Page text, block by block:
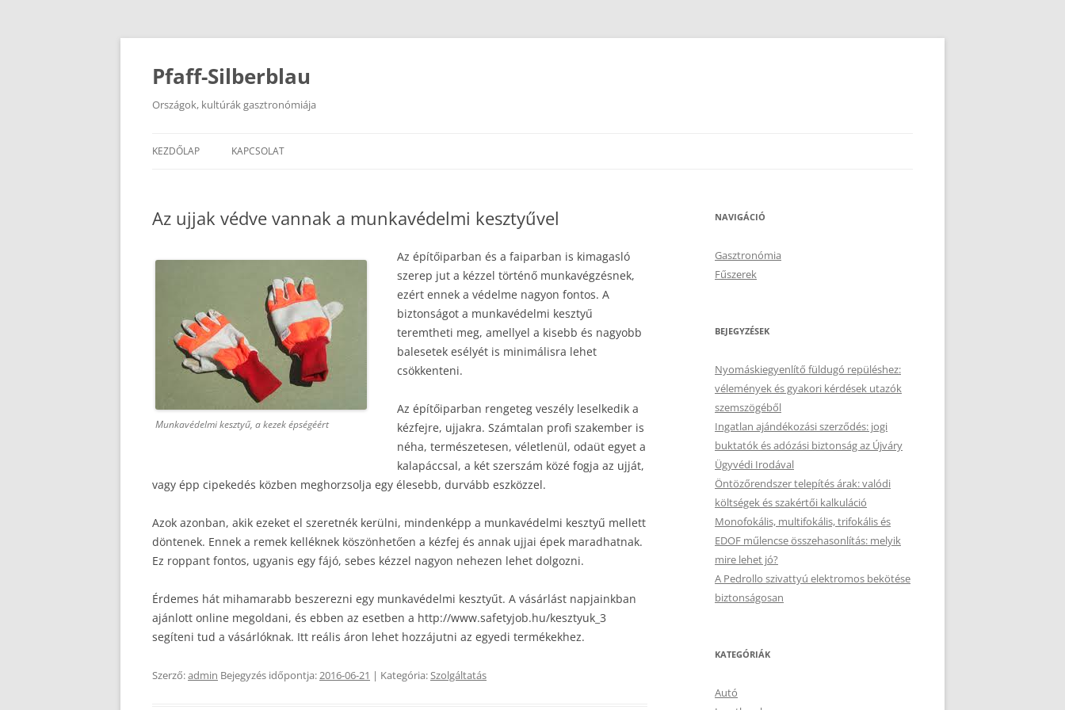
Kilépés
tartalomba
Pfaff-Silberblau
Országok, kultúrák gasztronómiája
KEZDŐLAP KAPCSOLAT
Az ujjak védve vannak a munkavédelmi kesztyűvel
Munkavédelmi kesztyű, a kezek épségéért
Az építőiparban és a faiparban is kimagasló
szerep jut a kézzel történő munkavégzésnek,
ezért ennek a védelme nagyon fontos. A
biztonságot a munkavédelmi kesztyű
teremtheti meg, amellyel a kisebb és nagyobb
balesetek esélyét is minimálisra lehet
csökkenteni.
Az építőiparban rengeteg veszély leselkedik a
kézfejre, ujjakra. Számtalan profi szakember is
néha, természetesen, véletlenül, odaüt egyet a
kalapáccsal, a két szerszám közé fogja az ujját,
vagy épp cipekedés közben meghorzsolja egy élesebb, durvább eszközzel.
Azok azonban, akik ezeket el szeretnék kerülni, mindenképp a munkavédelmi kesztyű mellett
döntenek. Ennek a remek kelléknek köszönhetően a kézfej és annak ujjai épek maradhatnak.
Ez roppant fontos, ugyanis egy fájó, sebes kézzel nagyon nehezen lehet dolgozni.
Érdemes hát mihamarabb beszerezni egy munkavédelmi kesztyűt. A vásárlást napjainkban
ajánlott online megoldani, és ebben az esetben a http://www.safetyjob.hu/kesztyuk_3
segíteni tud a vásárlóknak. Itt reális áron lehet hozzájutni az egyedi termékekhez.
Szerző:admin Bejegyzés időpontja:2016-06-21 | Kategória:Szolgáltatás
NAVIGÁCIÓ
Gasztronómia
Fűszerek
BEJEGYZÉSEK
Nyomáskiegyenlítő füldugó repüléshez:
vélemények és gyakori kérdések utazók
szemszögéből
Ingatlan ajándékozási szerződés: jogi
buktatók és adózási biztonság az Újváry
Ügyvédi Irodával
Öntözőrendszer telepítés árak: valódi
költségek és szakértői kalkuláció
Monofokális, multifokális, trifokális és
EDOF műlencse összehasonlítás: melyik
mire lehet jó?
A Pedrollo szivattyú elektromos bekötése
biztonságosan
KATEGÓRIÁK
Autó